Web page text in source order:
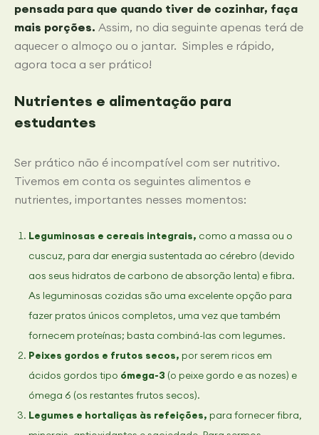
pensada para que quando tiver de cozinhar, faça
mais porções. Assim, no dia seguinte apenas terá de
aquecer o almoço ou o jantar. Simples e rápido,
agora toca a ser prático!
Nutrientes e alimentação para
estudantes
Ser prático não é incompatível com ser nutritivo.
Tivemos em conta os seguintes alimentos e
nutrientes, importantes nesses momentos:
Leguminosas e cereais integrais, como a massa ou o
cuscuz, para dar energia sustentada ao cérebro (devido
aos seus hidratos de carbono de absorção lenta) e fibra.
As leguminosas cozidas são uma excelente opção para
fazer pratos únicos completos, uma vez que também
fornecem proteínas; basta combiná-las com legumes.
Peixes gordos e frutos secos, por serem ricos em
ácidos gordos tipo ómega-3 (o peixe gordo e as nozes) e
ómega 6 (os restantes frutos secos).
Legumes e hortaliças às refeições, para fornecer fibra,